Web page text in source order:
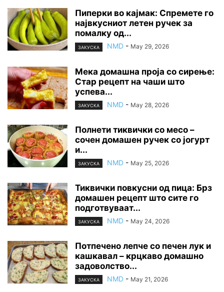
Пиперки во кајмак: Спремете го
највкусниот летен ручек за
помалку од...
ЗАКУСКА NMD - May 29, 2026
Мека домашна проја со сирење:
Стар рецепт на чаши што
успева...
ЗАКУСКА NMD - May 28, 2026
Полнети тиквички со месо –
сочен домашен ручек со јогурт
и...
ЗАКУСКА NMD - May 25, 2026
Тиквички повкусни од пица: Брз
домашен рецепт што сите го
подготвуваат...
ЗАКУСКА NMD - May 24, 2026
Потпечено лепче со печен лук и
кашкавал – крцкаво домашно
задоволство...
ЗАКУСКА NMD - May 21, 2026